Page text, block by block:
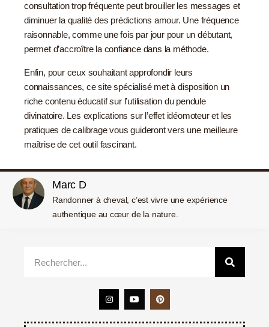
consultation trop fréquente peut brouiller les messages et
diminuer la qualité des prédictions amour. Une fréquence
raisonnable, comme une fois par jour pour un débutant,
permet d’accroître la confiance dans la méthode.
Enfin, pour ceux souhaitant approfondir leurs
connaissances,ce site spécialisémet à disposition un
riche contenu éducatif sur l’utilisation du pendule
divinatoire. Les explications sur l’effet idéomoteur et les
pratiques de calibrage vous guideront vers une meilleure
maîtrise de cet outil fascinant.
Marc D
Randonner à cheval, c’est vivre une expérience
authentique au cœur de la nature.